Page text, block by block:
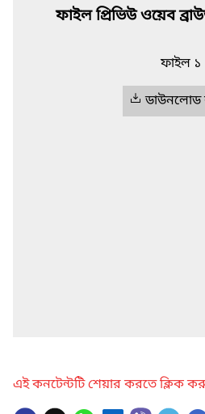
ফাইল প্রিভিউ ওয়েব
ফাইল ১
এই কনটেন্টটি শেয়ার করতে ক্লিক